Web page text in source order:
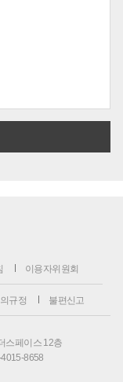
이용자위원회
규정 불편신고
스페이스 12층
8658